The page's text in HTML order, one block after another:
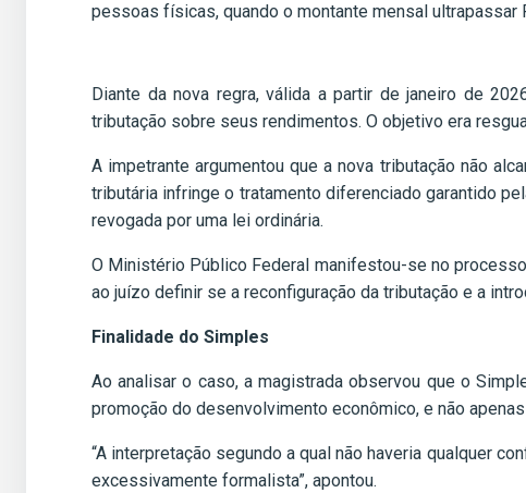
pessoas físicas, quando o montante mensal ultrapassar
Diante da nova regra, válida a partir de janeiro de
tributação sobre seus rendimentos. O objetivo era
A impetrante argumentou que a nova tributação não
tributária infringe o tratamento diferenciado garantido
revogada por uma lei ordinária.
O Ministério Público Federal manifestou-se no
ao juízo definir se a reconfiguração da tributação e a
Finalidade do Simples
Ao analisar o caso, a magistrada observou que o
promoção do desenvolvimento econômico, e não
“A interpretação segundo a qual não haveria qualquer
excessivamente formalista”, apontou.